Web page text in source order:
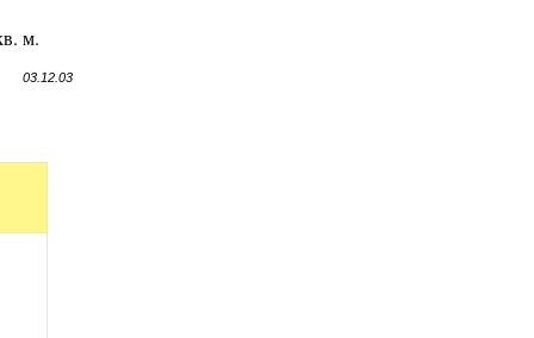
м.
03.12.03